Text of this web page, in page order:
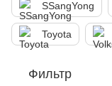
SSangYong
Toyota
Фильтр